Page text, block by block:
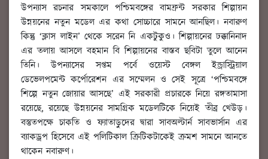
উপন্যাস রচনার সমকালে পশ্চিমবঙ্গের বামফ্রন্ট সরকার শিল্পায়ন
উন্নয়নের নতুন মডেল এর কথা সোচ্চারে সামনে আনছিল। নবারুণ
কিন্তু ‘ক্লাস লাইন’ থেকে সরেন নি একটুকুও। শিল্পায়নের ঢক্কানিনাদ
এর তলায় আসলে বহমান বি শিল্পায়নের বাস্তব ছবিটা তুলে আনেন
তিনি। উপন্যাসের সপ্তম পর্বে ওয়েস্ট বেঙ্গল ইন্ড্রাস্ট্রিয়াল
ডেভেলপমেন্ট কর্পোরেশন এর সম্মেলন ও সেই সূত্রে ‘পশ্চিমবঙ্গে
শিল্পে নতুন জোয়ার আসছে’ এই সরকারী প্রচারকে নিয়ে রঙ্গতামাসা
রয়েছে, রয়েছে উন্নয়নের সামগ্রিক মডেলটিকে নিয়েই তীব্র খেউড়।
বস্তুতপক্ষে চাকতি ও ফ্যাতাড়ুদের দ্বারা সাবঅল্টার্ন সাবভার্সান এর
ব্যাকড্রপ হিসেবে এই পলিটিকাল ক্রিটিকটাকেই ক্রমশ সামনে আনতে
থাকেন নবারুণ।